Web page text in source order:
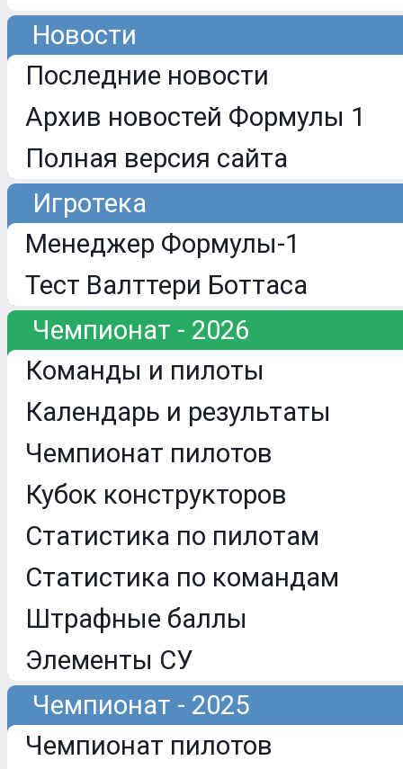
Новости
Последние новости
Архив новостей Формулы 1
Полная версия сайта
Игротека
Менеджер Формулы-1
Тест Валттери Боттаса
Чемпионат - 2026
Команды и пилоты
Календарь и результаты
Чемпионат пилотов
Кубок конструкторов
Статистика по пилотам
Статистика по командам
Штрафные баллы
Элементы СУ
Чемпионат - 2025
Чемпионат пилотов